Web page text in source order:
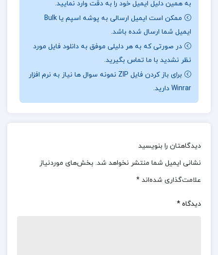
سبک‌شناسی است که با بیان ساده و روان، نمودارها و
مثال‌های متعدد ارائه شده است. یکی از ویژگی‌های بارز
این کتاب، طبقه‌بندی سوالات از آسان به سخت، ارائه
تکنیک‌های حل تست و تحلیل گزینه‌ها است که می‌تواند
به دانش‌آموزان در درک بهتر مباحث و افزایش سرعت
تست‌زنی کمک کند.
ویژگی های کتاب علوم و فنون ادبی جامع کنکور
به همین دلیل ایمیل خود را به دقت وارد نمایید.
ممکن است ایمیل ارسالی به پوشه اسپم یا Bulk
ایمیل شما ارسال شده باشد.
در صورتی که به هر دلیلی موفق به دانلود فایل مورد
نظر نشدید با ما تماس بگیرید.
برای باز کردن فایل ZIP نمونه سوال ها نیاز به نرم افزار
Winrar دارید.
دیدگاهتان را بنویسید
نشانی ایمیل شما منتشر نخواهد شد. بخش‌های موردنیاز
علامت‌گذاری شده‌اند *
دیدگاه *